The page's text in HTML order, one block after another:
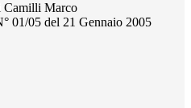
Camilli Marco
01/05 del 21 Gennaio 2005